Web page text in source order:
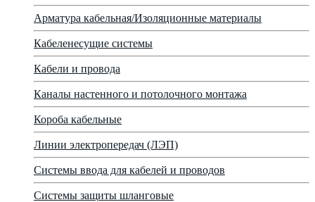
Арматура кабельная/Изоляционные материалы
Кабеленесущие системы
Кабели и провода
Каналы настенного и потолочного монтажа
Короба кабельные
Линии электропередач (ЛЭП)
Системы ввода для кабелей и проводов
Системы защиты шланговые